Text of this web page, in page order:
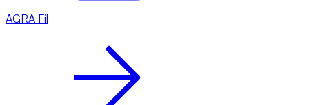
AGRA Fil